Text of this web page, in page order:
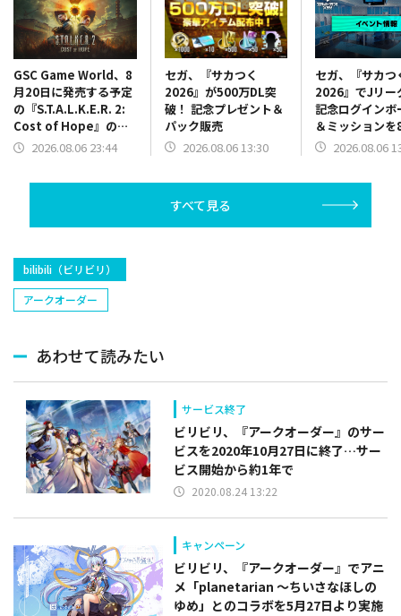
GSC Game World、8
月20日に発売する予定
の『S.T.A.L.K.E.R. 2:
Cost of Hope』のロ
ケーションを紹介する
2026.08.06 23:44
セガ、『サカつく
2026』が500万DL突
破！ 記念プレゼント＆
パック販売
2026.08.06 13:30
セガ、『サカつ
2026』でJリー
記念ログインボ
＆ミッション
13時より開催
2026.08.06
すべて見る
bilibili（ビリビリ）
アークオーダー
あわせて読みたい
サービス終了
ビリビリ、『アークオーダー』のサー
ビスを2020年10月27日に終了…サー
ビス開始から約1年で
2020.08.24 13:22
キャンペーン
ビリビリ、『アークオーダー』でアニ
メ「planetarian ～ちいさなほしの
ゆめ」とのコラボを5月27日より実施